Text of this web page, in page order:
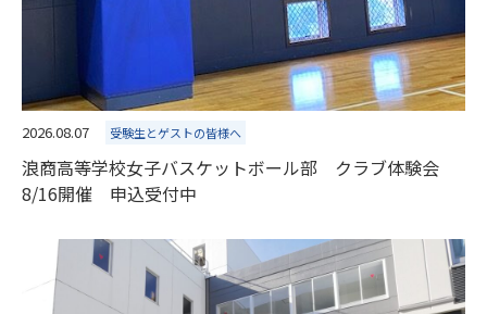
2026.08.07 受験生とゲストの皆様へ
浪商高等学校女子バスケットボール部 クラブ体験会
8/16開催 申込受付中